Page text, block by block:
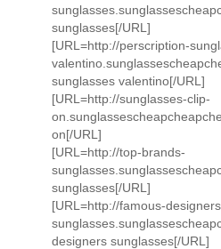
sunglasses[/URL]
[URL=http://perscription-
sunglasses valentino[/URL]
[URL=http://sunglasses-clip-
on[/URL]
[URL=http://top-brands-
sunglasses[/URL]
[URL=http://famous-
designers sunglasses[/URL]